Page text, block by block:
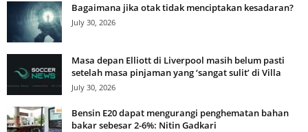
Bagaimana jika otak tidak menciptakan kesadaran?
July 30, 2026
Masa depan Elliott di Liverpool masih belum pasti
setelah masa pinjaman yang ‘sangat sulit’ di Villa
July 30, 2026
Bensin E20 dapat mengurangi penghematan bahan
bakar sebesar 2-6%: Nitin Gadkari